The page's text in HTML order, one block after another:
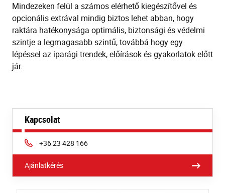
Mindezeken felül a számos elérhető kiegészítővel és
opcionális extrával mindig biztos lehet abban, hogy
raktára hatékonysága optimális, biztonsági és védelmi
szintje a legmagasabb szintű, továbbá hogy egy
lépéssel az iparági trendek, előírások és gyakorlatok előtt
jár.
Kapcsolat
Phone:
+36 23 428 166
Ajánlatkérés